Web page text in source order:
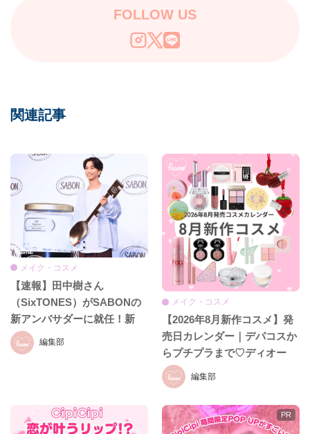
FOLLOW US
関連記事
編集部
メイク・コスメ
【速報】田中樹さん
（SixTONES）がSABONの
新アンバサダーに就任！新
CM初公開＆就任発表会をレ
ポ♡
編集部
メイク・コスメ
【2026年8月新作コスメ】発
売日カレンダー｜デパコスか
らプチプラまで♡ディオー
ル、イヴ・サンローラン、ケ
イト、セザンヌほか話題ブラ
ンドまとめ